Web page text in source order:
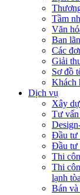
Tầm
Văn
Ban
Các
Giải
Sơ đồ
Khách
Dịch vụ
Xây
Tư vấn
Đầu tư
Đầu tư
Thi
Thi
lạnh
Bán